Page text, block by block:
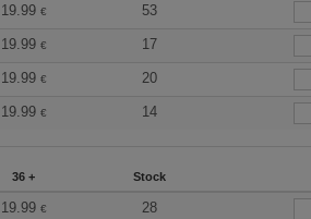
19.99 € 53
19.99 € 17
19.99 € 20
19.99 € 14
36 + Stock
19.99 € 28